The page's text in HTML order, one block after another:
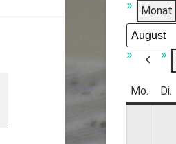
als
Monat
Monat
Jahr
Zurück
Mo. Di.